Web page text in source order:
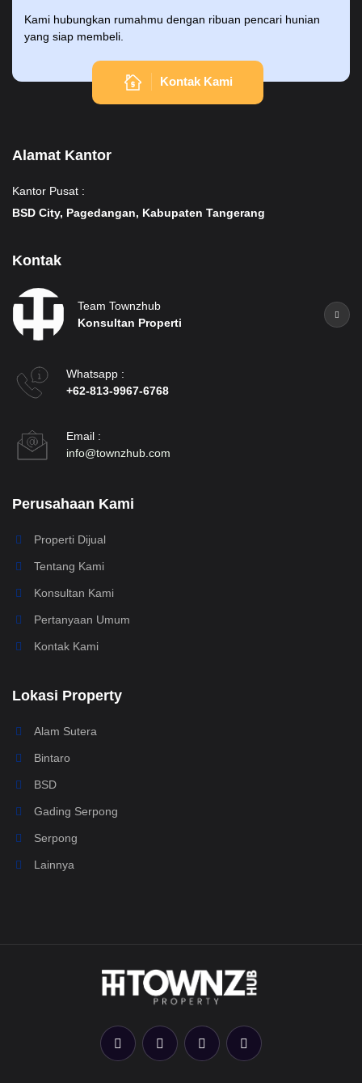
Kami hubungkan rumahmu dengan ribuan pencari hunian
yang siap membeli.
Kontak Kami
Alamat Kantor
Kantor Pusat :
BSD City, Pagedangan, Kabupaten Tangerang
Kontak
Team Townzhub
Konsultan Properti
Whatsapp :
+62-813-9967-6768
Email :
info@townzhub.com
Perusahaan Kami
Properti Dijual
Tentang Kami
Konsultan Kami
Pertanyaan Umum
Kontak Kami
Lokasi Property
Alam Sutera
Bintaro
BSD
Gading Serpong
Serpong
Lainnya